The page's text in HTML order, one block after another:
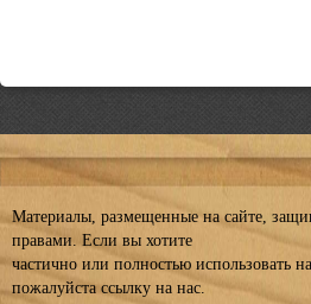
Материалы, размещенные на сайте,
правами. Если вы хотите
частично или полностью использовать
пожалуйста ссылку на нас.